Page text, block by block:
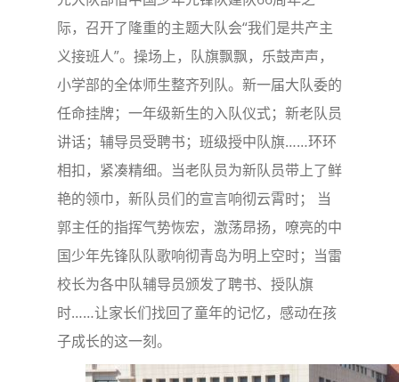
际，召开了隆重的主题大队会“我们是共产主
义接班人”。操场上，队旗飘飘，乐鼓声声，
小学部的全体师生整齐列队。新一届大队委的
任命挂牌；一年级新生的入队仪式；新老队员
讲话；辅导员受聘书；班级授中队旗……环环
相扣，紧凑精细。当老队员为新队员带上了鲜
艳的领巾，新队员们的宣言响彻云霄时； 当
郭主任的指挥气势恢宏，激荡昂扬，嘹亮的中
国少年先锋队队歌响彻青岛为明上空时；当雷
校长为各中队辅导员颁发了聘书、授队旗
时……让家长们找回了童年的记忆，感动在孩
子成长的这一刻。